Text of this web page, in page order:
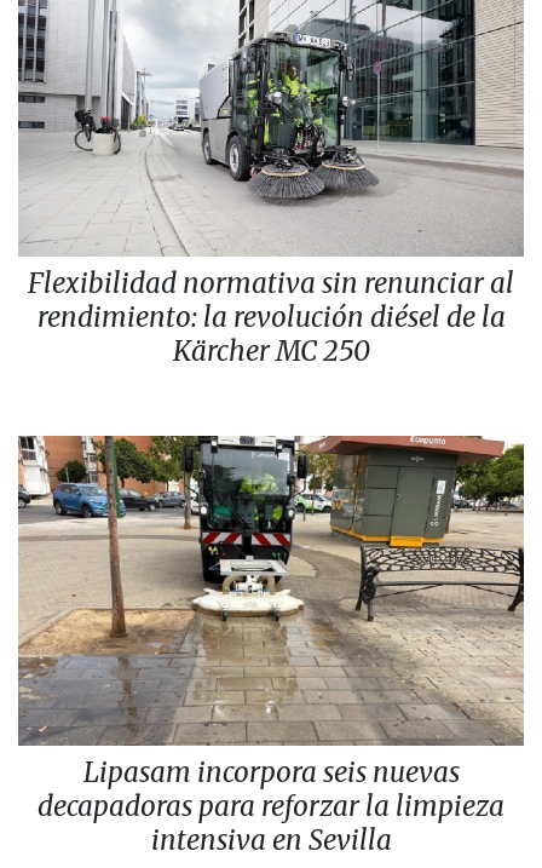
Flexibilidad normativa sin renunciar al
rendimiento: la revolución diésel de la
Kärcher MC 250
Lipasam incorpora seis nuevas
decapadoras para reforzar la limpieza
intensiva en Sevilla